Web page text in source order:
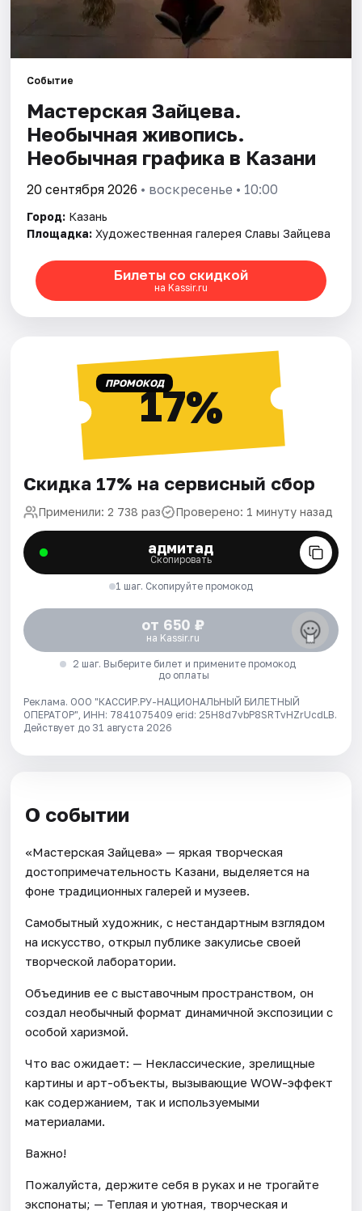
Событие
Мастерская Зайцева.
Необычная живопись.
Необычная графика в Казани
20 сентября 2026 • воскресенье • 10:00
Город: Казань
Площадка: Художественная галерея Славы Зайцева
Билеты со скидкой
на Kassir.ru
ПРОМОКОД17%
Скидка 17% на сервисный сбор
Применили: 2 738 раз Проверено: 1 минуту назад
адмитад
Скопировать
1 шаг. Скопируйте промокод
от 650 ₽
на Kassir.ru
2 шаг. Выберите билет и примените промокод
до оплаты
Реклама. ООО "КАССИР.РУ-НАЦИОНАЛЬНЫЙ БИЛЕТНЫЙ
ОПЕРАТОР", ИНН: 7841075409 erid: 25H8d7vbP8SRTvHZrUcdLB.
Действует до 31 августа 2026
О событии
«Мастерская Зайцева» — яркая творческая
достопримечательность Казани, выделяется на
фоне традиционных галерей и музеев.
Самобытный художник, с нестандартным взглядом
на искусство, открыл публике закулисье своей
творческой лаборатории.
Объединив ее с выставочным пространством, он
создал необычный формат динамичной экспозиции с
особой харизмой.
Что вас ожидает: — Неклассические, зрелищные
картины и арт-объекты, вызывающие WOW-эффект
как содержанием, так и используемыми
материалами.
Важно!
Пожалуйста, держите себя в руках и не трогайте
экспонаты; — Теплая и уютная, творческая и